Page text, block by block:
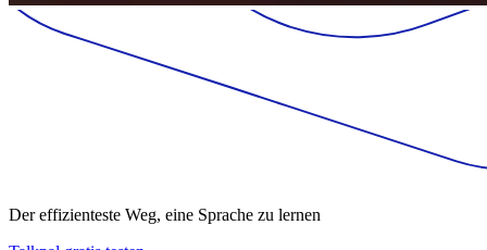
Der effizienteste Weg, eine Sprache zu lernen